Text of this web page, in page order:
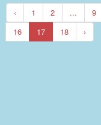
‹ 1 2 ... 9
16
17 18 ›